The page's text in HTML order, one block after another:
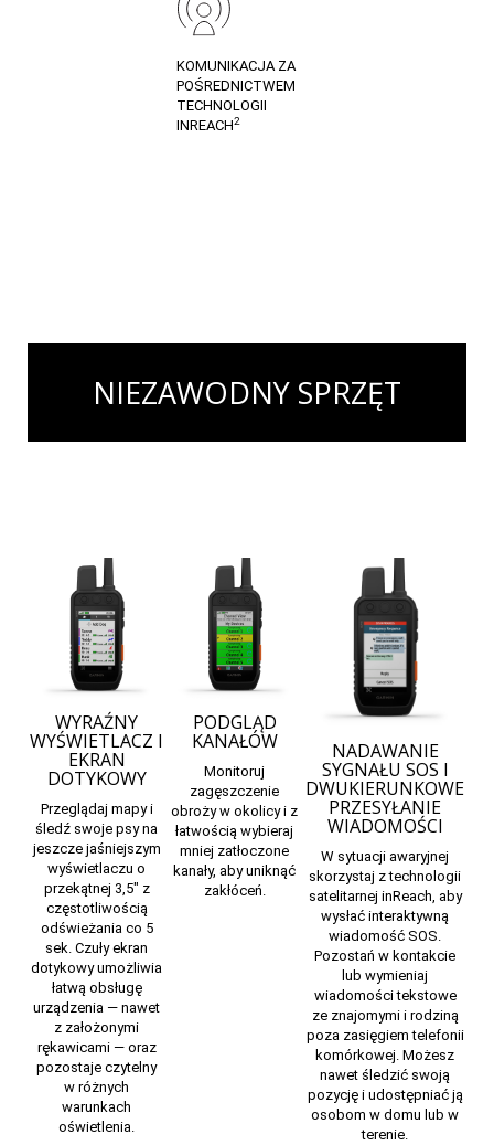
KOMUNIKACJA ZA
POŚREDNICTWEM
TECHNOLOGII
INREACH2
NIEZAWODNY SPRZĘT
WYRAŹNY
WYŚWIETLACZ I
EKRAN
DOTYKOWY
Przeglądaj mapy i
śledź swoje psy na
jeszcze jaśniejszym
wyświetlaczu o
przekątnej 3,5″ z
częstotliwością
odświeżania co 5
sek. Czuły ekran
dotykowy umożliwia
łatwą obsługę
urządzenia — nawet
z założonymi
rękawicami — oraz
pozostaje czytelny
w różnych
warunkach
oświetlenia.
PODGLĄD
KANAŁÓW
Monitoruj
zagęszczenie
obroży w okolicy i z
łatwością wybieraj
mniej zatłoczone
kanały, aby uniknąć
zakłóceń.
NADAWANIE
SYGNAŁU SOS I
DWUKIERUNKOWE
PRZESYŁANIE
WIADOMOŚCI
W sytuacji awaryjnej
skorzystaj z technologii
satelitarnej inReach, aby
wysłać interaktywną
wiadomość SOS.
Pozostań w kontakcie
lub wymieniaj
wiadomości tekstowe
ze znajomymi i rodziną
poza zasięgiem telefonii
komórkowej. Możesz
nawet śledzić swoją
pozycję i udostępniać ją
osobom w domu lub w
terenie.